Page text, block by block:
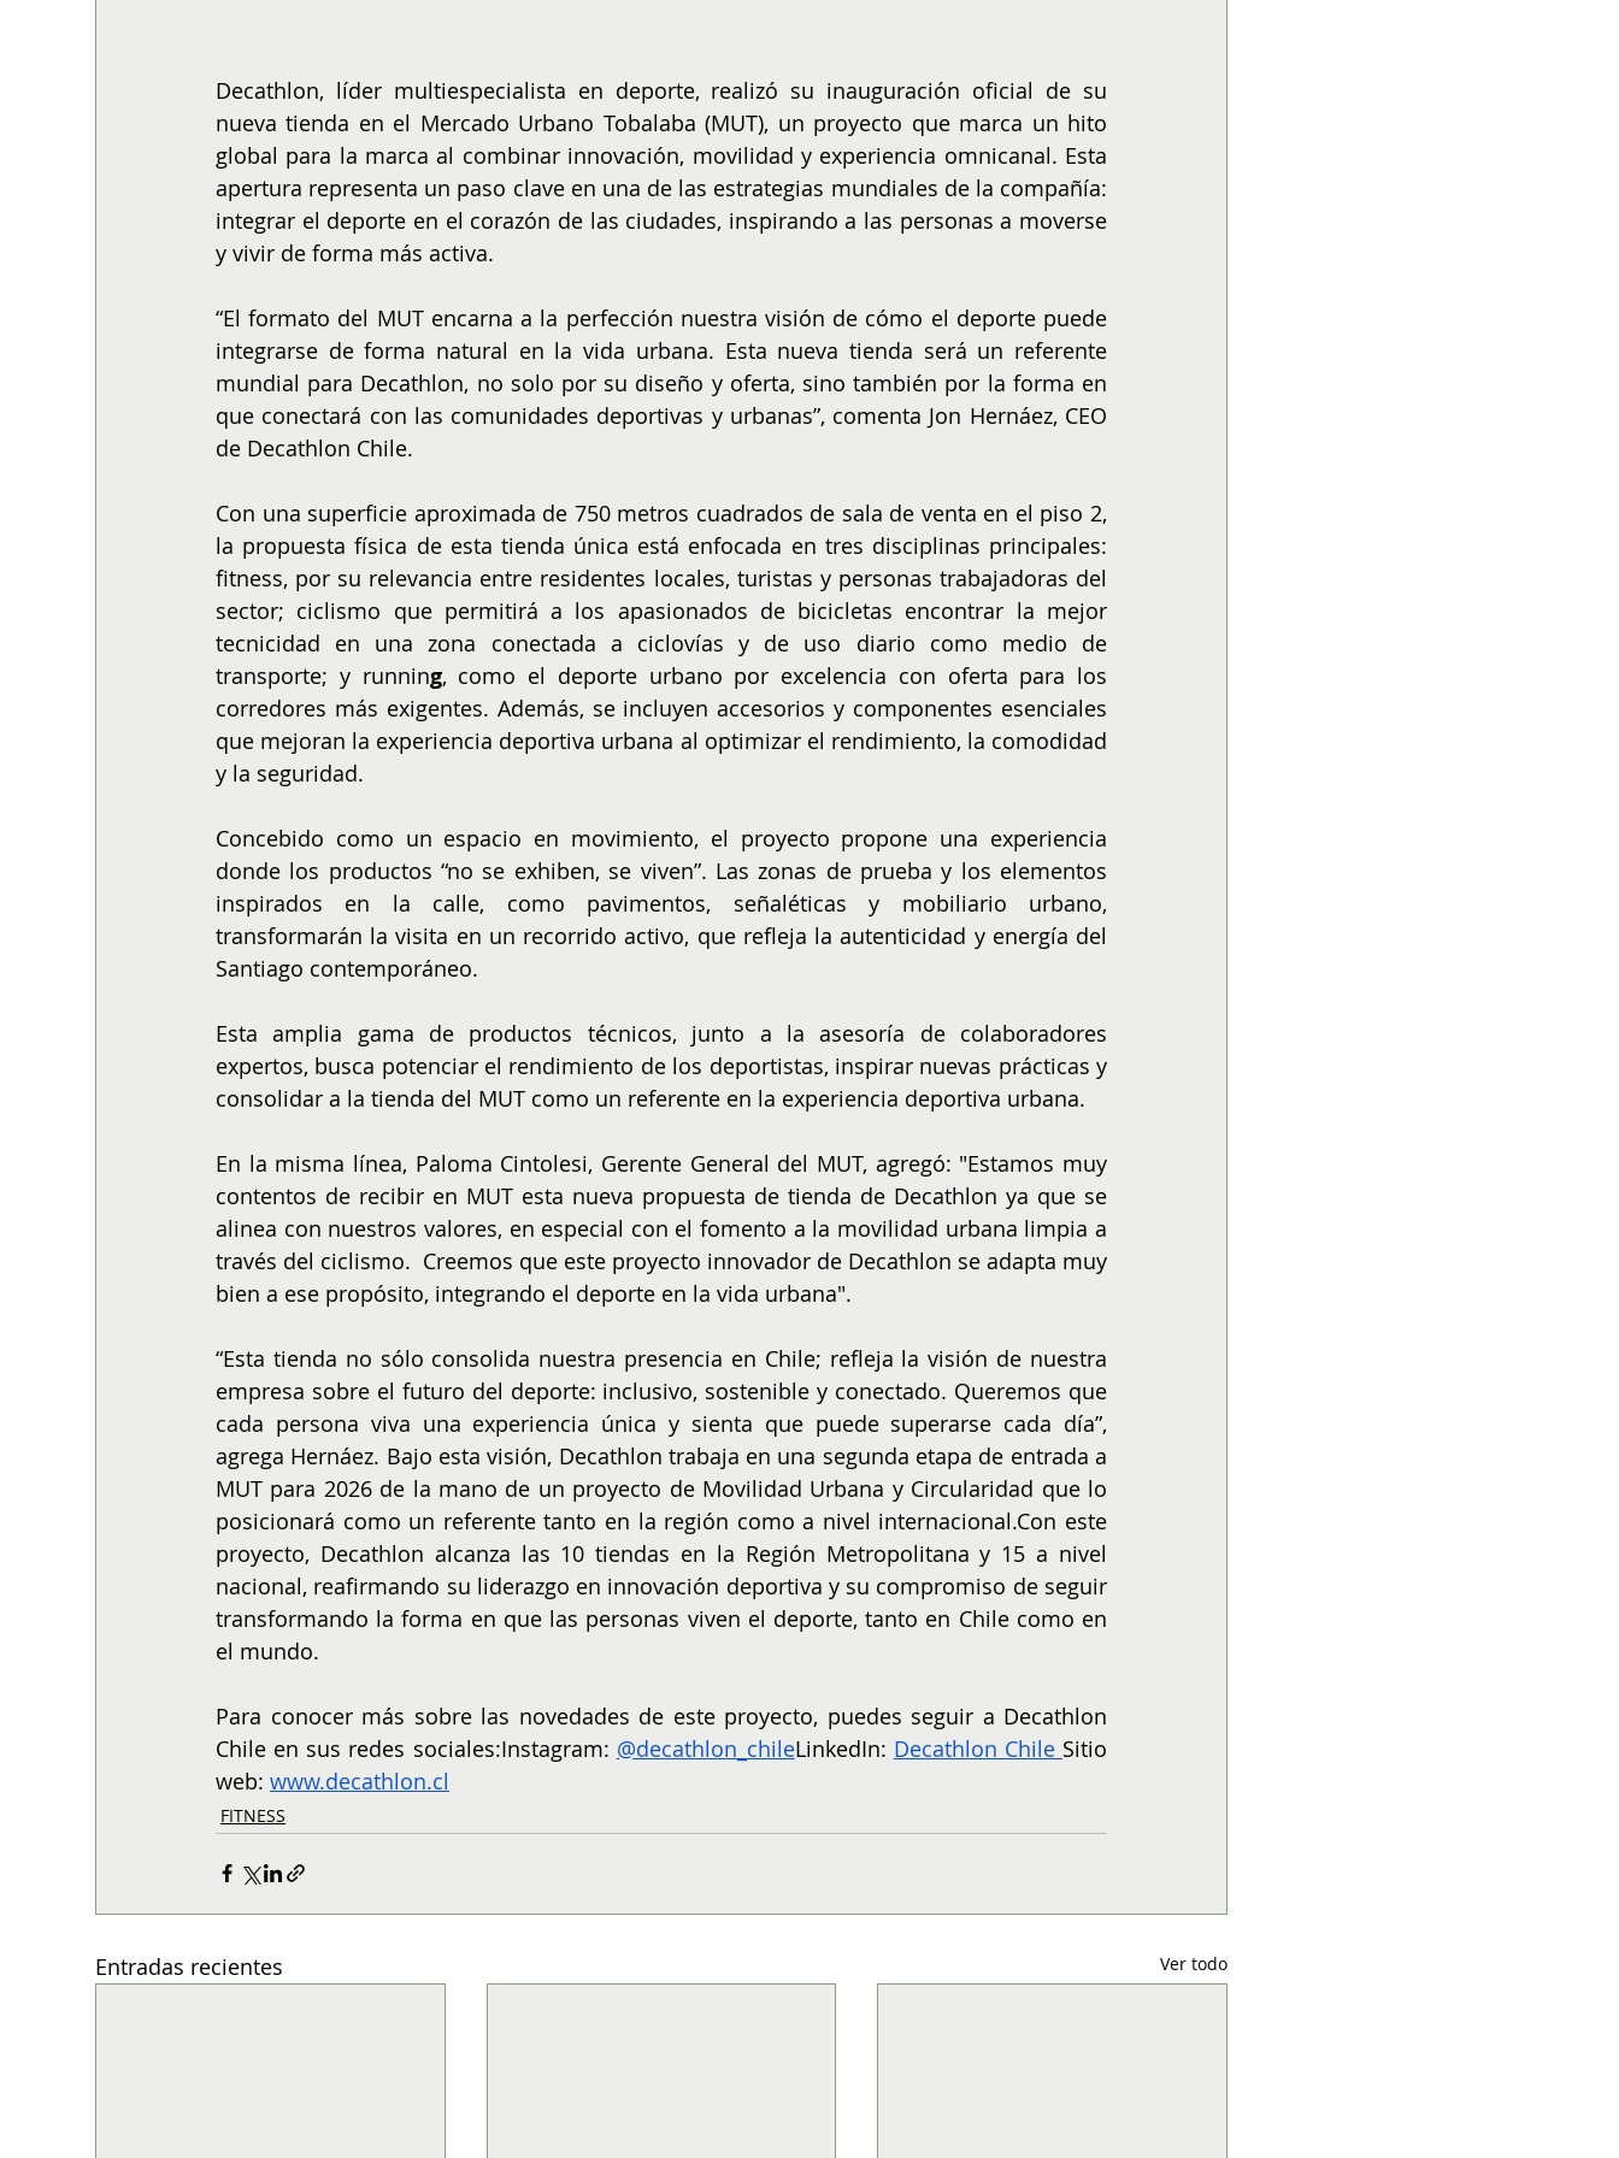
Decathlon, líder multiespecialista en deporte, realizó su inauguración oficial de su
nueva tienda en el Mercado Urbano Tobalaba (MUT), un proyecto que marca un hito
global para la marca al combinar innovación, movilidad y experiencia omnicanal. Esta
apertura representa un paso clave en una de las estrategias mundiales de la compañía:
integrar el deporte en el corazón de las ciudades, inspirando a las personas a moverse
y vivir de forma más activa.
“El formato del MUT encarna a la perfección nuestra visión de cómo el deporte puede
integrarse de forma natural en la vida urbana. Esta nueva tienda será un referente
mundial para Decathlon, no solo por su diseño y oferta, sino también por la forma en
que conectará con las comunidades deportivas y urbanas”, comenta Jon Hernáez, CEO
de Decathlon Chile.
Con una superficie aproximada de 750 metros cuadrados de sala de venta en el piso 2,
la propuesta física de esta tienda única está enfocada en tres disciplinas principales:
fitness, por su relevancia entre residentes locales, turistas y personas trabajadoras del
sector; ciclismo que permitirá a los apasionados de bicicletas encontrar la mejor
tecnicidad en una zona conectada a ciclovías y de uso diario como medio de
transporte; y running, como el deporte urbano por excelencia con oferta para los
corredores más exigentes. Además, se incluyen accesorios y componentes esenciales
que mejoran la experiencia deportiva urbana al optimizar el rendimiento, la comodidad
y la seguridad.
Concebido como un espacio en movimiento, el proyecto propone una experiencia
donde los productos “no se exhiben, se viven”. Las zonas de prueba y los elementos
inspirados en la calle, como pavimentos, señaléticas y mobiliario urbano,
transformarán la visita en un recorrido activo, que refleja la autenticidad y energía del
Santiago contemporáneo.
Esta amplia gama de productos técnicos, junto a la asesoría de colaboradores
expertos, busca potenciar el rendimiento de los deportistas, inspirar nuevas prácticas y
consolidar a la tienda del MUT como un referente en la experiencia deportiva urbana.
En la misma línea, Paloma Cintolesi, Gerente General del MUT, agregó: "Estamos muy
contentos de recibir en MUT esta nueva propuesta de tienda de Decathlon ya que se
alinea con nuestros valores, en especial con el fomento a la movilidad urbana limpia a
través del ciclismo.  Creemos que este proyecto innovador de Decathlon se adapta muy
bien a ese propósito, integrando el deporte en la vida urbana".
“Esta tienda no sólo consolida nuestra presencia en Chile; refleja la visión de nuestra
empresa sobre el futuro del deporte: inclusivo, sostenible y conectado. Queremos que
cada persona viva una experiencia única y sienta que puede superarse cada día”,
agrega Hernáez. Bajo esta visión, Decathlon trabaja en una segunda etapa de entrada a
MUT para 2026 de la mano de un proyecto de Movilidad Urbana y Circularidad que lo
posicionará como un referente tanto en la región como a nivel internacional.Con este
proyecto, Decathlon alcanza las 10 tiendas en la Región Metropolitana y 15 a nivel
nacional, reafirmando su liderazgo en innovación deportiva y su compromiso de seguir
transformando la forma en que las personas viven el deporte, tanto en Chile como en
el mundo.
Para conocer más sobre las novedades de este proyecto, puedes seguir a Decathlon
Chile en sus redes sociales:Instagram: @decathlon_chileLinkedIn: Decathlon Chile Sitio
web: www.decathlon.cl
FITNESS
Entradas recientes Ver todo